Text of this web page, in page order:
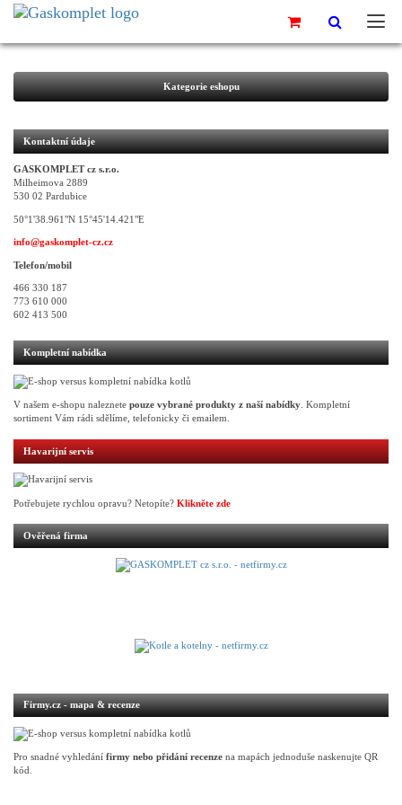
Kategorie eshopu
Kontaktní údaje
GASKOMPLET cz s.r.o.
Milheimova 2889
530 02 Pardubice
50°1'38.961"N 15°45'14.421"E
info@gaskomplet-cz.cz
Telefon/mobil
466 330 187
773 610 000
602 413 500
Kompletní nabídka
V našem e-shopu naleznete pouze vybrané produkty z naší nabídky . Kompletní
sortiment Vám rádi sdělíme, telefonicky či emailem.
Havarijní servis
Potřebujete rychlou opravu? Netopíte? Klikněte zde
Ověřená firma
Firmy.cz - mapa & recenze
Pro snadné vyhledání firmy nebo přidání recenze na mapách jednoduše naskenujte QR
kód.